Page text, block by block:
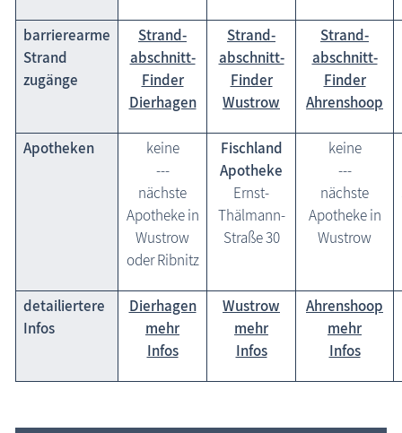
barrierearme
Strand
zugänge
Strand-
abschnitt-
Finder
Dierhagen
Strand-
abschnitt-
Finder
Wustrow
Strand-
abschnitt-
Finder
Ahrenshoop
Apotheken
keine
---
nächste
Apotheke in
Wustrow
oder Ribnitz
Fischland
Apotheke
Ernst-
Thälmann-
Straße 30
keine
---
nächste
Apotheke in
Wustrow
detailiertere
Infos
Dierhagen
mehr
Infos
Wustrow
mehr
Infos
Ahrenshoop
mehr
Infos